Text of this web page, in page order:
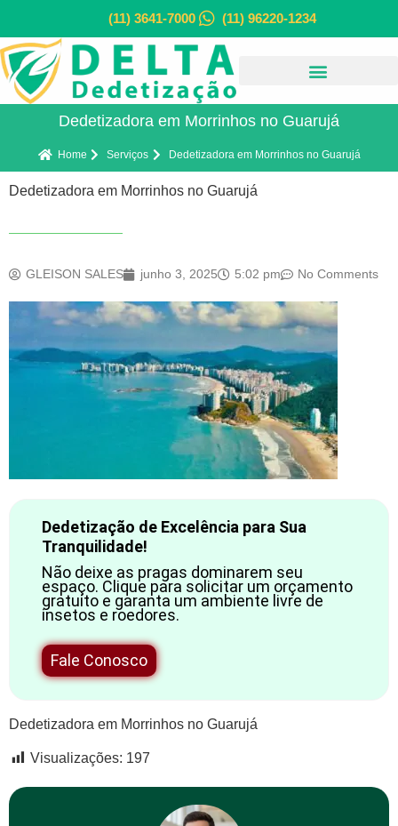
(11) 3641-7000 (11) 96220-1234
Dedetizadora em Morrinhos no Guarujá
Home Serviços Dedetizadora em Morrinhos no Guarujá
Dedetizadora em Morrinhos no Guarujá
GLEISON SALES junho 3, 2025 5:02 pm No Comments
Dedetização de Excelência para Sua
Tranquilidade!
Não deixe as pragas dominarem seu
espaço. Clique para solicitar um orçamento
gratuito e garanta um ambiente livre de
insetos e roedores.
Fale Conosco
Dedetizadora em Morrinhos no Guarujá
Visualizações: 197